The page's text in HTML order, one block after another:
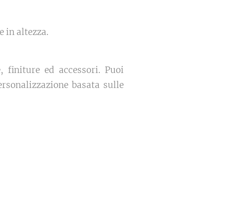
in altezza.
finiture ed accessori. Puoi
basata sulle